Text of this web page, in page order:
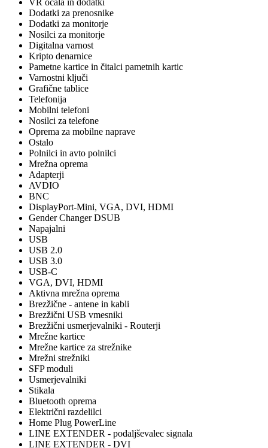
VR očala in dodatki
Dodatki za prenosnike
Dodatki za monitorje
Nosilci za monitorje
Digitalna varnost
Kripto denarnice
Pametne kartice in čitalci pametnih kartic
Varnostni ključi
Grafične tablice
Telefonija
Mobilni telefoni
Nosilci za telefone
Oprema za mobilne naprave
Ostalo
Polnilci in avto polnilci
Mrežna oprema
Adapterji
AVDIO
BNC
DisplayPort-Mini, VGA, DVI, HDMI
Gender Changer DSUB
Napajalni
USB
USB 2.0
USB 3.0
USB-C
VGA, DVI, HDMI
Aktivna mrežna oprema
Brezžične - antene in kabli
Brezžični USB vmesniki
Brezžični usmerjevalniki - Routerji
Mrežne kartice
Mrežne kartice za strežnike
Mrežni strežniki
SFP moduli
Usmerjevalniki
Stikala
Bluetooth oprema
Električni razdelilci
Home Plug PowerLine
LINE EXTENDER - podaljševalec signala
LINE EXTENDER - DVI